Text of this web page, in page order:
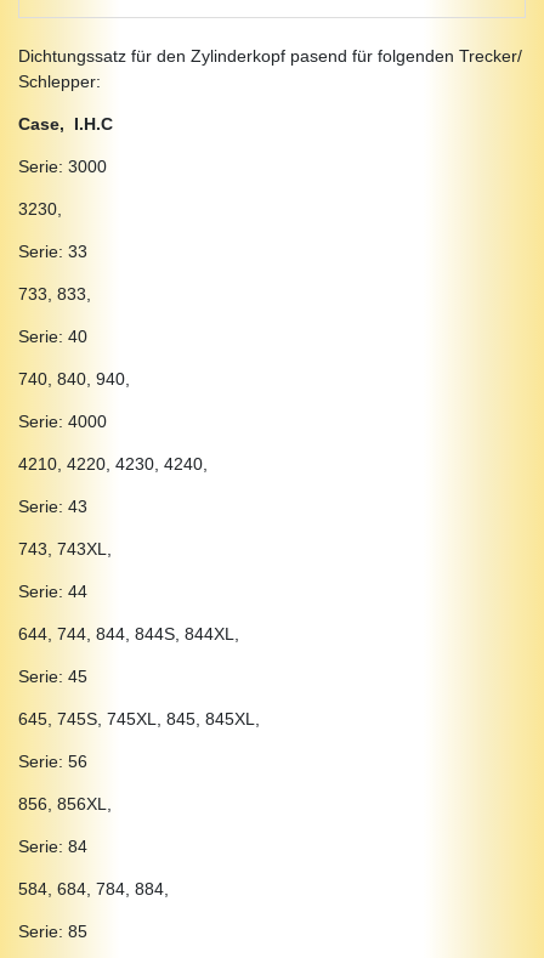
Dichtungssatz für den Zylinderkopf pasend für folgenden Trecker/
Schlepper:
Case, I.H.C
Serie: 3000
3230,
Serie: 33
733, 833,
Serie: 40
740, 840, 940,
Serie: 4000
4210, 4220, 4230, 4240,
Serie: 43
743, 743XL,
Serie: 44
644, 744, 844, 844S, 844XL,
Serie: 45
645, 745S, 745XL, 845, 845XL,
Serie: 56
856, 856XL,
Serie: 84
584, 684, 784, 884,
Serie: 85